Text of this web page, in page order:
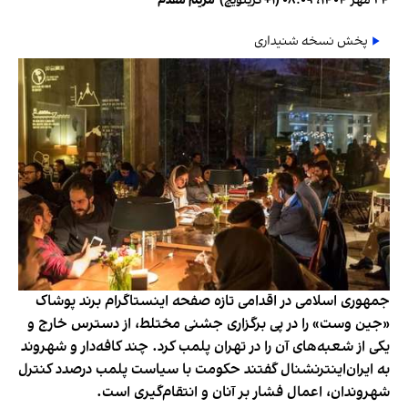
پخش نسخه شنیداری
جمهوری اسلامی در اقدامی تازه صفحه اینستاگرام برند پوشاک
«جین وست» را در پی برگزاری جشنی مختلط، از دسترس خارج و
یکی از شعبه‌های آن را در تهران پلمب کرد. چند کافه‌‌دار و شهروند
به ایران‌اینترنشنال گفتند حکومت با سیاست پلمب درصدد کنترل
شهروندان، اعمال فشار بر آنان و انتقام‌گیری است.